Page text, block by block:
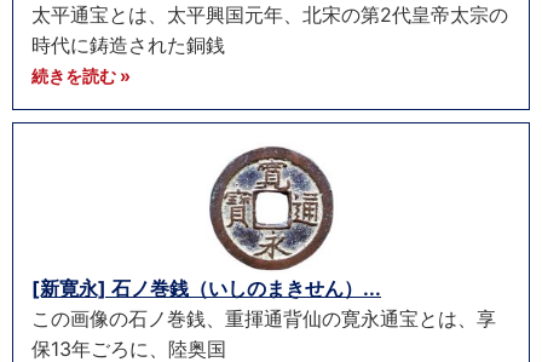
太平通宝とは、太平興国元年、北宋の第2代皇帝太宗の
時代に鋳造された銅銭
続きを読む »
[新寛永] 石ノ巻銭（いしのまきせん）...
この画像の石ノ巻銭、重揮通背仙の寛永通宝とは、享
保13年ごろに、陸奥国